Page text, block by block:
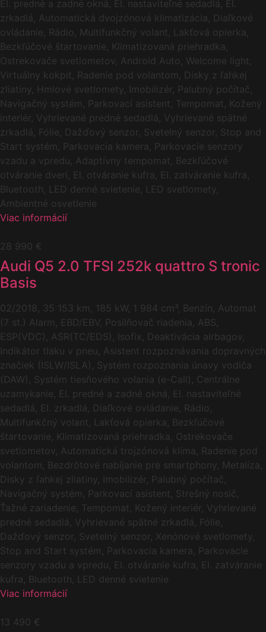
El. predné a zadné okná, El. nastaviteľné sedadlá, El.
zrkadlá, Automatická dvojzónová klimatizácia, Diaľkové
ovládanie, Rádio, Multifunkčný volant, Lakťová opierka,
Bezkľúčové štartovanie, Klimatizovaná priehradka,
Ostrekovače svetlometov, Android Auto, Welcome light,
Virtuálny kokpit, Radenie pod volantom, Disky z ľahkej
zliatiny, Hmlové svetlomety, Imobilizér, Palubný počítač,
Navigačný systém, Parkovací asistent, Tempomat, Kožený
interiér, Vyhrievané predné sedadlá, Vyhrievané spätné
zrkadlá, Fólie, Dažďový senzor, Svetelný senzor, Stop and
Start systém, Parkovacia kamera, Parkovacie senzory
vzadu a vpredu, Adaptívny tempomat, Bezkľúčové
otváranie dverí, El. otváranie kufra, El. zatváranie kufra,
Bluetooth, LED denné svietenie, LED svetlomety,
Ambientné osvetlenie
Viac informácií
28 990 €
Audi Q5 2.0 TFSI 252k quattro S tronic
Basis
02/2018, 35 153 km, 185 kW, 1 984 cm³, Benzín, Automat
(7 st.) Alarm, EBD/EBV, Posilňovač riadenia, ABS,
ESP(VDC), ASR(TC/EDS), Isofix, Deaktivácia airbagov,
Indikátor tlaku v pneu, Asistent rozpoznávania dopravných
značiek (ISLW/ISLA), Systém rozpoznania únavy vodiča
(DAW), Systém tiesňového volania (e-Call), Centrálne
uzamykanie, El. predné a zadné okná, El. nastaviteľné
sedadlá, El. zrkadlá, Diaľkové ovládanie, Rádio,
Multifunkčný volant, Lakťová opierka, Bezkľúčové
štartovanie, Klimatizovaná priehradka, Ostrekovače
svetlometov, Automatická trojzónová klíma, Radenie pod
volantom, Bezdrôtové nabíjanie pre smartphony, Metalíza,
Disky z ľahkej zliatiny, Imobilizér, Palubný počítač,
Navigačný systém, Parkovací asistent, Strešný nosič,
Ťažné zariadenie, Tempomat, Kožený interiér, Vyhrievané
predné sedadlá, Vyhrievané spätné zrkadlá, Fólie,
Dažďový senzor, Svetelný senzor, Xenónové svetlomety,
Stop and Start systém, Parkovacia kamera, Parkovacie
senzory vzadu a vpredu, El. otváranie kufra, El. zatváranie
kufra, Bluetooth, LED denné svietenie
Viac informácií
13 490 €